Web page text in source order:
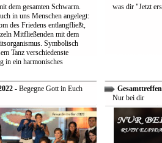
dem gesamten Schwarm.
in uns Menschen angelegt:
des Friedens entlangfließt,
Mitfließenden mit dem
Symbolisch
Tanz verschiedenste
in ein harmonisches
was dir "Jetzt
- Begegne Gott in Euch
Nur bei dir